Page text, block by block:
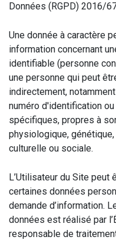
Données (RGPD) 2016/
Une donnée à caractère
information concernant
identifiable (personne
une personne qui peut
indirectement,
numéro d'identification
spécifiques, propres à
physiologique,
culturelle ou sociale.
L’Utilisateur du Site peut
certaines données
demande d’information.
données est réalisé par
responsable de